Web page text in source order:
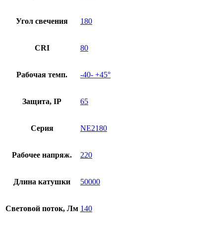
Угол свечения 180
CRI 80
Рабочая темп. -40- +45°
Защита, IP 65
Серия NE2180
Рабочее напряж. 220
Длина катушки 50000
Световой поток, Лм 140